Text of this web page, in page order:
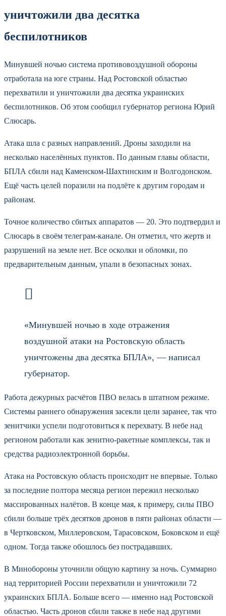
уничтожили два десятка
беспилотников
Минувшей ночью система противовоздушной обороны
отработала на юге страны. Над Ростовской областью
перехватили и уничтожили два десятка украинских
беспилотников. Об этом сообщил губернатор региона Юрий
Слюсарь.
Атака шла с разных направлений. Дроны заходили на
несколько населённых пунктов. По данным главы области,
БПЛА сбили над Каменском-Шахтинским и Волгодонском.
Ещё часть целей поразили на подлёте к другим городам и
районам.
Точное количество сбитых аппаратов — 20. Это подтвердил и
Слюсарь в своём телеграм-канале. Он отметил, что жертв и
разрушений на земле нет. Все осколки и обломки, по
предварительным данным, упали в безопасных зонах.
«Минувшей ночью в ходе отражения
воздушной атаки на Ростовскую область
уничтожены два десятка БПЛА», — написал
губернатор.
Работа дежурных расчётов ПВО велась в штатном режиме.
Системы раннего обнаружения засекли цели заранее, так что
зенитчики успели подготовиться к перехвату. В небе над
регионом работали как зенитно-ракетные комплексы, так и
средства радиоэлектронной борьбы.
Атака на Ростовскую область происходит не впервые. Только
за последние полтора месяца регион пережил несколько
массированных налётов. В конце мая, к примеру, силы ПВО
сбили больше трёх десятков дронов в пяти районах области —
в Чертковском, Миллеровском, Тарасовском, Боковском и ещё
одном. Тогда также обошлось без пострадавших.
В Минобороны уточнили общую картину за ночь. Суммарно
над территорией России перехватили и уничтожили 72
украинских БПЛА. Больше всего — именно над Ростовской
областью. Часть дронов сбили также в небе над другими